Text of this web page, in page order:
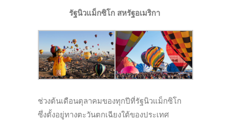
รัฐนิวแม็กซิโก สหรัฐอเมริกา
ช่วงต้นเดือนตุลาคมของทุกปีที่รัฐนิวแม็กซิโก
ซึ่งตั้งอยู่ทางตะวันตกเฉียงใต้ของประเทศ